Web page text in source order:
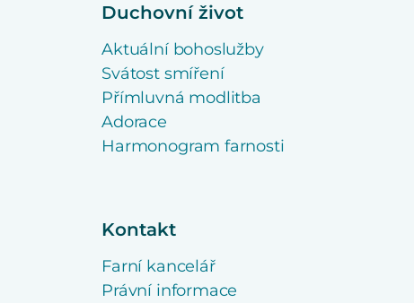
Duchovní život
Aktuální bohoslužby
Svátost smíření
Přímluvná modlitba
Adorace
Harmonogram farnosti
Kontakt
Farní kancelář
Právní informace